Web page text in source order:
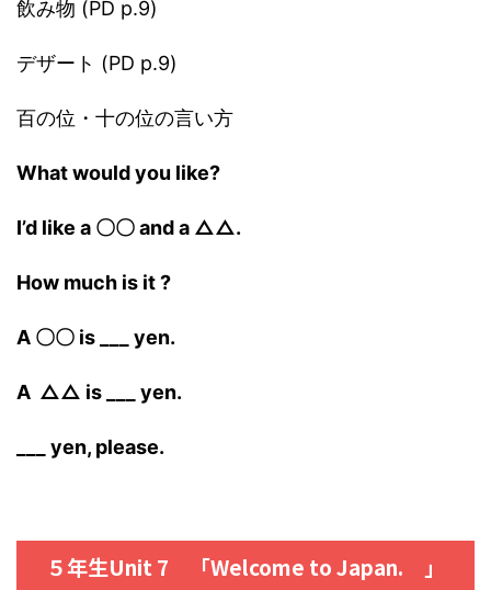
飲み物 (PD p.9)
デザート (PD p.9)
百の位・十の位の言い方
What would you like?
I’d like a 〇〇 and a △△.
How much is it ?
A 〇〇 is ___ yen.
A △△ is ___ yen.
___ yen, please.
５年生Unit 7 「Welcome to Japan. 」